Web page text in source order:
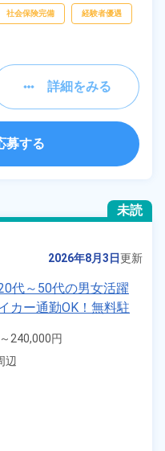
社会保険完備 経験者優遇
詳細をみる
募する
未読
2026年8月3日更新
代～50代の男女活躍
カー通勤OK！無料駐
リーンルーム内作業で
！人気の夜勤のお仕
240,000円
円
辺